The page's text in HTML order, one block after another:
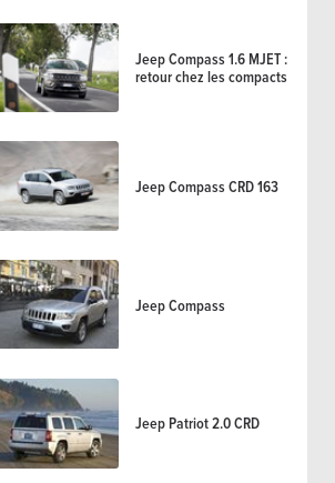
Jeep Compass 1.6 MJET :
retour chez les compacts
Jeep Compass CRD 163
Jeep Compass
Jeep Patriot 2.0 CRD